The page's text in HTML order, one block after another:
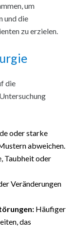
um
und die
zu erzielen.
die
oder starke
abweichen.
Taubheit oder
Veränderungen
Häufiger
das